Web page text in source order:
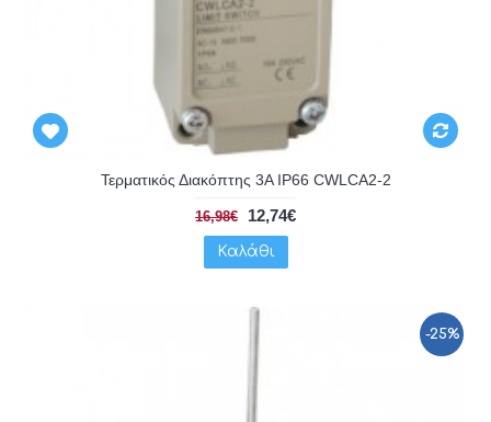
Τερματικός Διακόπτης 3A IP66 CWLCA2-2
16,98€ 12,74€
Καλάθι
-25%